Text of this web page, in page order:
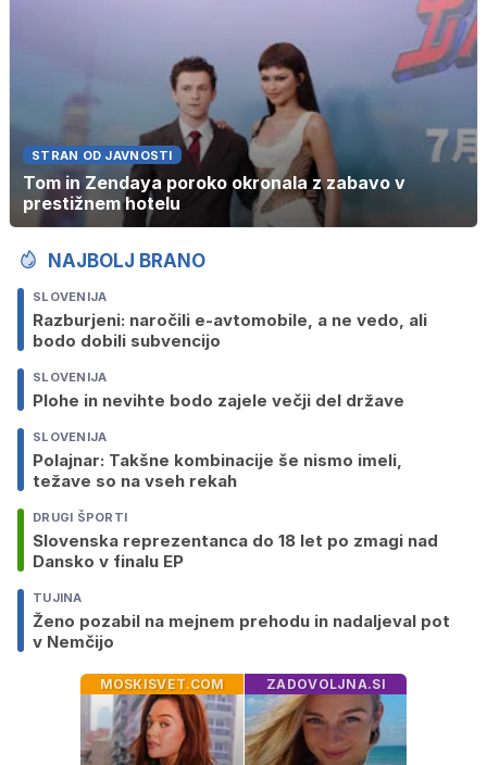
STRAN OD JAVNOSTI
Tom in Zendaya poroko okronala z zabavo v
prestižnem hotelu
NAJBOLJ BRANO
SLOVENIJA
Razburjeni: naročili e-avtomobile, a ne vedo, ali
bodo dobili subvencijo
SLOVENIJA
Plohe in nevihte bodo zajele večji del države
SLOVENIJA
Polajnar: Takšne kombinacije še nismo imeli,
težave so na vseh rekah
DRUGI ŠPORTI
Slovenska reprezentanca do 18 let po zmagi nad
Dansko v finalu EP
TUJINA
Ženo pozabil na mejnem prehodu in nadaljeval pot
v Nemčijo
MOSKISVET.COM ZADOVOLJNA.SI